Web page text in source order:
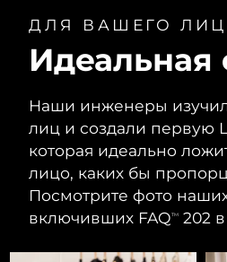
ДЛЯ ВАШЕГО
Наши инженеры
лиц и создали первую
которая идеально
лицо, каких бы
Посмотрите фото
включивших FAQTM 202